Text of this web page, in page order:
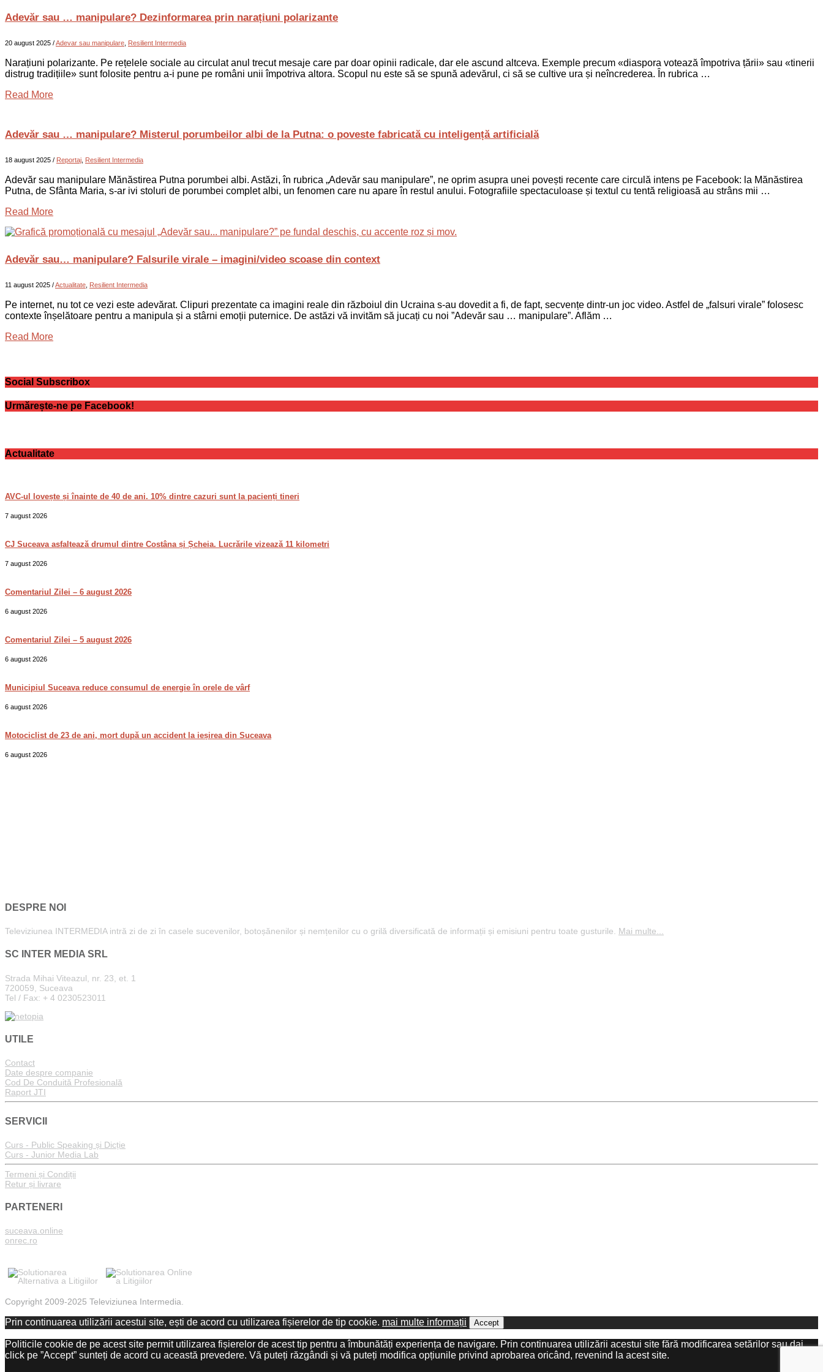
Adevăr sau … manipulare? Dezinformarea prin narațiuni polarizante
20 august 2025 /Adevar sau manipulare Resilient Intermedia
Narațiuni polarizante. Pe rețelele sociale au circulat anul trecut mesaje care par doar opinii radicale, dar ele ascund altceva. Exemple precum «diaspora votează împotriva țării» sau «tinerii
distrug tradițiile» sunt folosite pentru a-i pune pe români unii împotriva altora. Scopul nu este să se spună adevărul, ci să se cultive ura și neîncrederea. În rubrica …
Read More
Adevăr sau … manipulare? Misterul porumbeilor albi de la Putna: o poveste fabricată cu inteligență artificială
18 august 2025 / Reportaj Resilient Intermedia
Adevăr sau manipulare Mănăstirea Putna porumbei albi. Astăzi, în rubrica „Adevăr sau manipulare”, ne oprim asupra unei povești recente care circulă intens pe Facebook: la Mănăstirea
Putna, de Sfânta Maria, s-ar ivi stoluri de porumbei complet albi, un fenomen care nu apare în restul anului. Fotografiile spectaculoase și textul cu tentă religioasă au strâns mii …
Read More
Adevăr sau… manipulare? Falsurile virale – imagini/video scoase din context
11 august 2025 /Actualitate Resilient Intermedia
Pe internet, nu tot ce vezi este adevărat. Clipuri prezentate ca imagini reale din războiul din Ucraina s-au dovedit a fi, de fapt, secvențe dintr-un joc video. Astfel de „falsuri virale” folosesc
contexte înșelătoare pentru a manipula și a stârni emoții puternice. De astăzi vă invităm să jucați cu noi ”Adevăr sau … manipulare”. Aflăm …
Read More
Social Subscribox
Urmărește-ne pe Facebook!
Actualitate
AVC-ul lovește și înainte de 40 de ani. 10% dintre cazuri sunt la pacienți tineri
7 august 2026
CJ Suceava asfaltează drumul dintre Costâna și Șcheia. Lucrările vizează 11 kilometri
7 august 2026
Comentariul Zilei – 6 august 2026
6 august 2026
Comentariul Zilei – 5 august 2026
6 august 2026
Municipiul Suceava reduce consumul de energie în orele de vârf
6 august 2026
Motociclist de 23 de ani, mort după un accident la ieșirea din Suceava
6 august 2026
DESPRE NOI
Televiziunea INTERMEDIA intră zi de zi în casele sucevenilor, botoșănenilor și nemțenilor cu o grilă diversificată de informații și emisiuni pentru toate gusturile. Mai multe...
SC INTER MEDIA SRL
Strada Mihai Viteazul, nr. 23, et. 1
720059, Suceava
Tel / Fax: + 4 0230523011
UTILE
Contact
Date despre companie
Cod De Conduită Profesională
Raport JTI
SERVICII
Curs - Public Speaking și Dicție
Curs - Junior Media Lab
Termeni și Condiții
Retur și livrare
PARTENERI
suceava.online
onrec.ro
Copyright 2009-2025 Televiziunea Intermedia.
Prin continuarea utilizării acestui site, ești de acord cu utilizarea fișierelor de tip cookie. mai multe informații Accept
Politicile cookie de pe acest site permit utilizarea fișierelor de acest tip pentru a îmbunătăți experiența de navigare. Prin continuarea utilizării acestui site fără modificarea setărilor sau dai
click pe ”Accept” sunteți de acord cu această prevedere. Vă puteți răzgândi și vă puteți modifica opțiunile privind aprobarea oricând, revenind la acest site.